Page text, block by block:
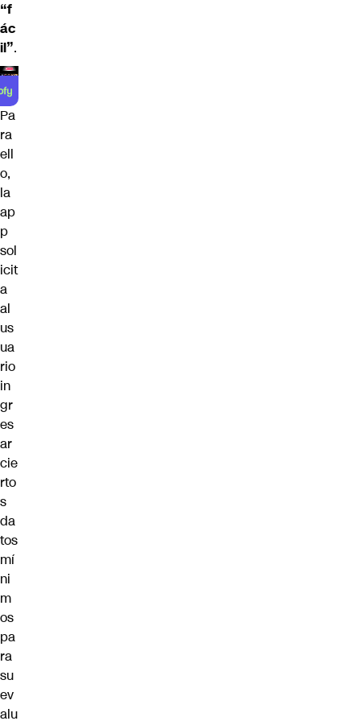
“f
ác
il”.
Pa
ra
ell
o,
la
ap
p
sol
icit
a
al
us
ua
rio
in
gr
es
ar
cie
rto
s
da
tos
mí
ni
m
os
pa
ra
su
ev
alu